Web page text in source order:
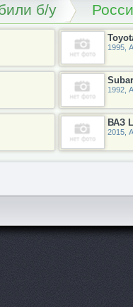
б/у
1995,
1992,
ВАЗ
2015,